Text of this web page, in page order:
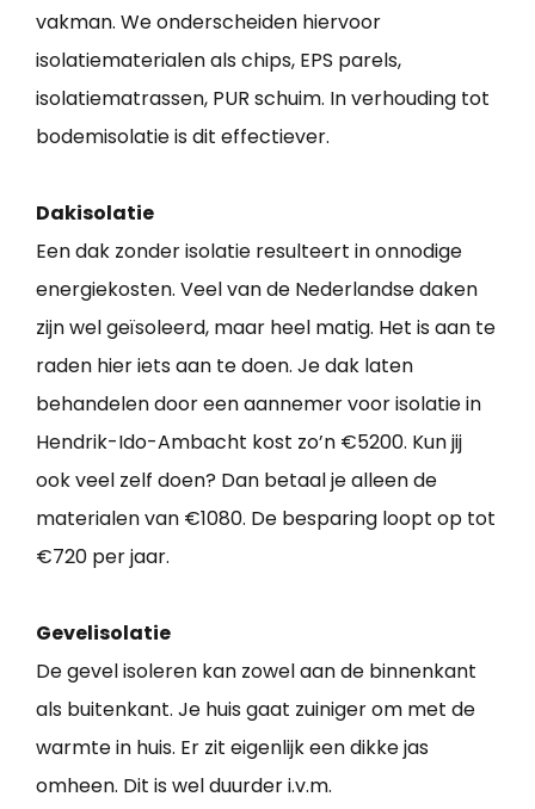
vakman. We onderscheiden hiervoor
isolatiematerialen als chips, EPS parels,
isolatiematrassen, PUR schuim. In verhouding tot
bodemisolatie is dit effectiever.
Dakisolatie
Een dak zonder isolatie resulteert in onnodige
energiekosten. Veel van de Nederlandse daken
zijn wel geïsoleerd, maar heel matig. Het is aan te
raden hier iets aan te doen. Je dak laten
behandelen door een aannemer voor isolatie in
Hendrik-Ido-Ambacht kost zo’n €5200. Kun jij
ook veel zelf doen? Dan betaal je alleen de
materialen van €1080. De besparing loopt op tot
€720 per jaar.
Gevelisolatie
De gevel isoleren kan zowel aan de binnenkant
als buitenkant. Je huis gaat zuiniger om met de
warmte in huis. Er zit eigenlijk een dikke jas
omheen. Dit is wel duurder i.v.m.